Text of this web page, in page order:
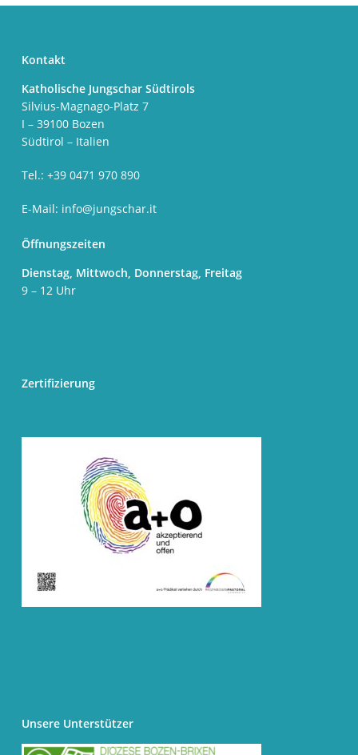
Kontakt
Katholische Jungschar Südtirols
Silvius-Magnago-Platz 7
I – 39100 Bozen
Südtirol – Italien
Tel.: +39 0471 970 890
E-Mail: info@jungschar.it
Öffnungszeiten
Dienstag, Mittwoch, Donnerstag, Freitag
9 – 12 Uhr
Zertifizierung
Unsere Unterstützer